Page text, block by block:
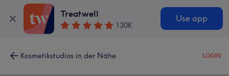
Treatwell
130K
Use app
Kosmetikstudios in der Nähe LOGIN